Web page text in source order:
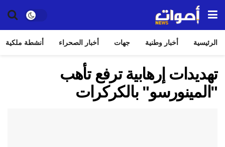
الرئيسية أخبار وطنية جهات أخبار الصحراء أنشطة ملكية
تهديدات إرهابية ترفع تأهب
"المينورسو" بالكركرات